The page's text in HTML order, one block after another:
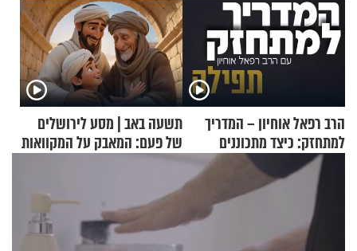
הרב רפאל אוחיון – המדריך
למתחזק: כיצד מתכוננים
לתפילה?
תשעה באב | מסע לירושלים
של פעם: המאבק על המקוואות